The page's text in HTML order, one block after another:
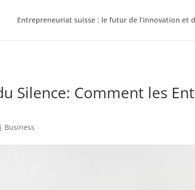
Entrepreneuriat suisse : le futur de l’innovation et
Silence: Comment les
| Business